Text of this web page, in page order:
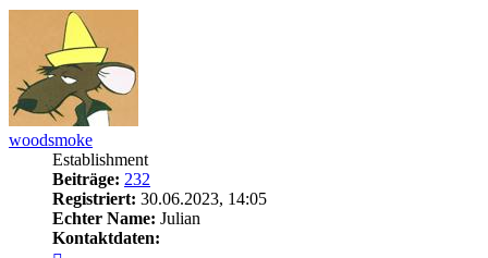
woodsmoke
Establishment
Beiträge: 232
Registriert: 30.06.2023, 14:05
Echter Name: Julian
Kontaktdaten: